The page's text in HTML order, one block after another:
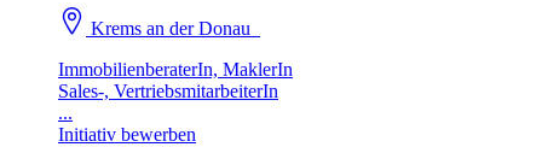
Krems an der Donau
ImmobilienberaterIn, MaklerIn
Sales-, VertriebsmitarbeiterIn
...
Initiativ bewerben